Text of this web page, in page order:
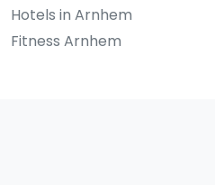
Hotels in Arnhem
Fitness Arnhem